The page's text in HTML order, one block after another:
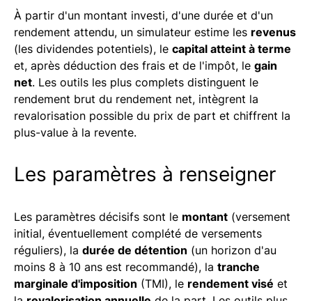
À partir d'un montant investi, d'une durée et d'un
rendement attendu, un simulateur estime les revenus
(les dividendes potentiels), le capital atteint à terme
et, après déduction des frais et de l'impôt, le gain
net. Les outils les plus complets distinguent le
rendement brut du rendement net, intègrent la
revalorisation possible du prix de part et chiffrent la
plus-value à la revente.
Les paramètres à renseigner
Les paramètres décisifs sont le montant (versement
initial, éventuellement complété de versements
réguliers), la durée de détention (un horizon d'au
moins 8 à 10 ans est recommandé), la tranche
marginale d'imposition (TMI), le rendement visé et